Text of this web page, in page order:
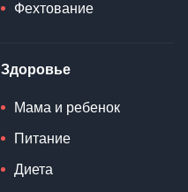
Фехтование
Здоровье
Мама и ребенок
Питание
Диета